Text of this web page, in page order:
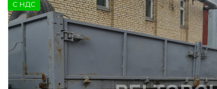
C НДС